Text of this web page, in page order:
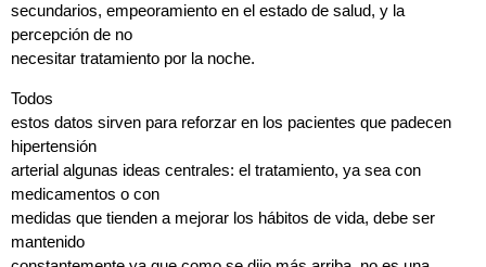
secundarios, empeoramiento en el estado de salud, y la
percepción de no
necesitar tratamiento por la noche.
Todos
estos datos sirven para reforzar en los pacientes que padecen
hipertensión
arterial algunas ideas centrales: el tratamiento, ya sea con
medicamentos o con
medidas que tienden a mejorar los hábitos de vida, debe ser
mantenido